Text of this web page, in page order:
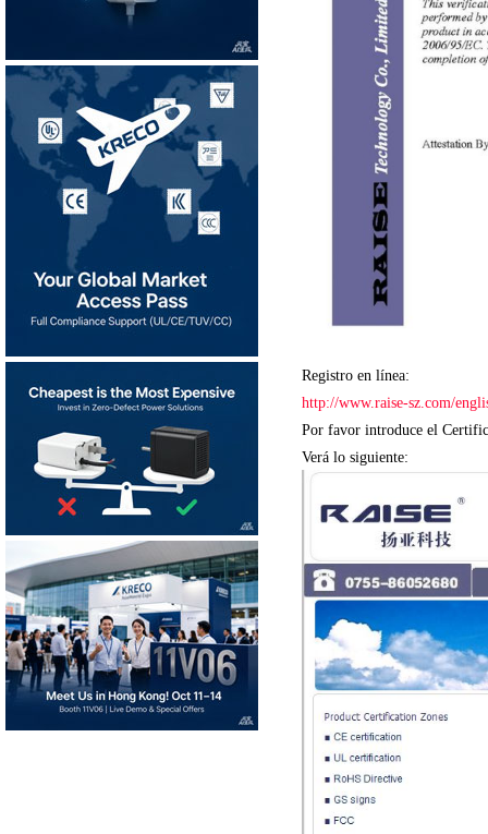
Registro en línea:
http://www.raise-sz.com/
Por favor introduce el
Verá lo siguiente: